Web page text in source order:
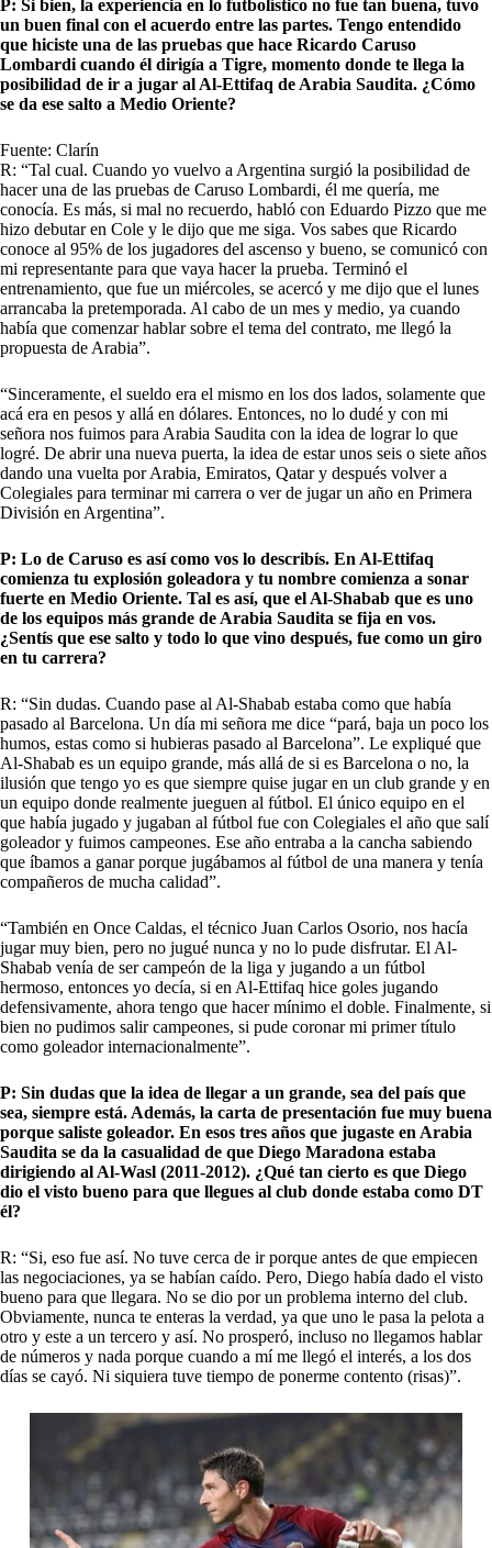
P: Si bien, la experiencia en lo futbolístico no fue tan buena, tuvo
un buen final con el acuerdo entre las partes. Tengo entendido
que hiciste una de las pruebas que hace Ricardo Caruso
Lombardi cuando él dirigía a Tigre, momento donde te llega la
posibilidad de ir a jugar al Al-Ettifaq de Arabia Saudita. ¿Cómo
se da ese salto a Medio Oriente?
Fuente: Clarín
R: “Tal cual. Cuando yo vuelvo a Argentina surgió la posibilidad de
hacer una de las pruebas de Caruso Lombardi, él me quería, me
conocía. Es más, si mal no recuerdo, habló con Eduardo Pizzo que me
hizo debutar en Cole y le dijo que me siga. Vos sabes que Ricardo
conoce al 95% de los jugadores del ascenso y bueno, se comunicó con
mi representante para que vaya hacer la prueba. Terminó el
entrenamiento, que fue un miércoles, se acercó y me dijo que el lunes
arrancaba la pretemporada. Al cabo de un mes y medio, ya cuando
había que comenzar hablar sobre el tema del contrato, me llegó la
propuesta de Arabia”.
“Sinceramente, el sueldo era el mismo en los dos lados, solamente que
acá era en pesos y allá en dólares. Entonces, no lo dudé y con mi
señora nos fuimos para Arabia Saudita con la idea de lograr lo que
logré. De abrir una nueva puerta, la idea de estar unos seis o siete años
dando una vuelta por Arabia, Emiratos, Qatar y después volver a
Colegiales para terminar mi carrera o ver de jugar un año en Primera
División en Argentina”.
P: Lo de Caruso es así como vos lo describís. En Al-Ettifaq
comienza tu explosión goleadora y tu nombre comienza a sonar
fuerte en Medio Oriente. Tal es así, que el Al-Shabab que es uno
de los equipos más grande de Arabia Saudita se fija en vos.
¿Sentís que ese salto y todo lo que vino después, fue como un giro
en tu carrera?
R: “Sin dudas. Cuando pase al Al-Shabab estaba como que había
pasado al Barcelona. Un día mi señora me dice “pará, baja un poco los
humos, estas como si hubieras pasado al Barcelona”. Le expliqué que
Al-Shabab es un equipo grande, más allá de si es Barcelona o no, la
ilusión que tengo yo es que siempre quise jugar en un club grande y en
un equipo donde realmente jueguen al fútbol. El único equipo en el
que había jugado y jugaban al fútbol fue con Colegiales el año que salí
goleador y fuimos campeones. Ese año entraba a la cancha sabiendo
que íbamos a ganar porque jugábamos al fútbol de una manera y tenía
compañeros de mucha calidad”.
“También en Once Caldas, el técnico Juan Carlos Osorio, nos hacía
jugar muy bien, pero no jugué nunca y no lo pude disfrutar. El Al-
Shabab venía de ser campeón de la liga y jugando a un fútbol
hermoso, entonces yo decía, si en Al-Ettifaq hice goles jugando
defensivamente, ahora tengo que hacer mínimo el doble. Finalmente, si
bien no pudimos salir campeones, si pude coronar mi primer título
como goleador internacionalmente”.
P: Sin dudas que la idea de llegar a un grande, sea del país que
sea, siempre está. Además, la carta de presentación fue muy buena
porque saliste goleador. En esos tres años que jugaste en Arabia
Saudita se da la casualidad de que Diego Maradona estaba
dirigiendo al Al-Wasl (2011-2012). ¿Qué tan cierto es que Diego
dio el visto bueno para que llegues al club donde estaba como DT
él?
R: “Si, eso fue así. No tuve cerca de ir porque antes de que empiecen
las negociaciones, ya se habían caído. Pero, Diego había dado el visto
bueno para que llegara. No se dio por un problema interno del club.
Obviamente, nunca te enteras la verdad, ya que uno le pasa la pelota a
otro y este a un tercero y así. No prosperó, incluso no llegamos hablar
de números y nada porque cuando a mí me llegó el interés, a los dos
días se cayó. Ni siquiera tuve tiempo de ponerme contento (risas)”.